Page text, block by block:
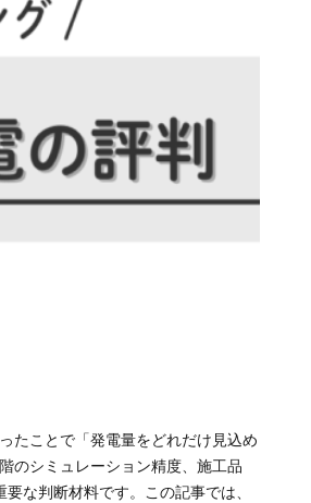
たことで「発電量をどれだけ見込め
のシミュレーション精度、施工品
な判断材料です。この記事では、